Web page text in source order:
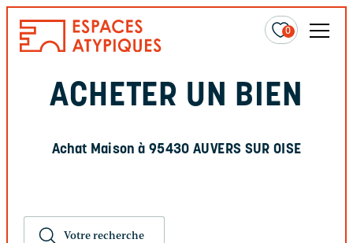
0
ACHETER UN BIEN
Achat Maison à 95430 AUVERS SUR OISE
Votre recherche